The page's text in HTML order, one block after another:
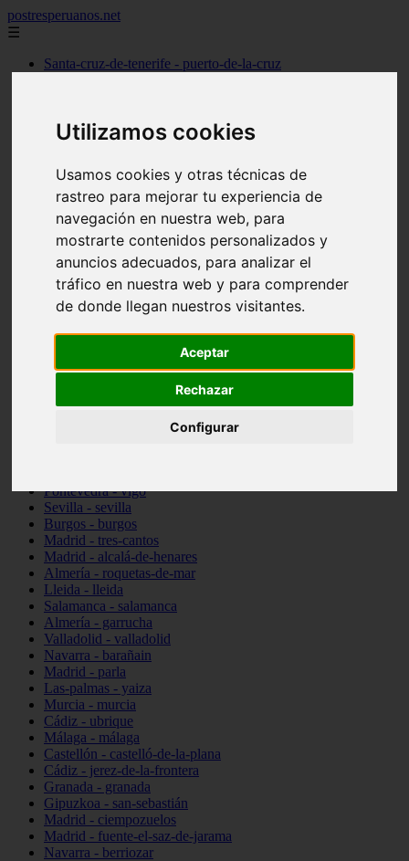
Utilizamos cookies
Usamos cookies y otras técnicas de
rastreo para mejorar tu experiencia de
navegación en nuestra web, para
mostrarte contenidos personalizados y
anuncios adecuados, para analizar el
tráfico en nuestra web y para comprender
de donde llegan nuestros visitantes.
Aceptar
Rechazar
Configurar
postresperuanos.net
☰
Santa-cruz-de-tenerife - puerto-de-la-cruz
Cantabria - santander
Barcelona - l39hospitalet-de-llobregat
Madrid - madrid
Alicante - dénia
Madrid - pozuelo-de-alarcón
Valencia - valencia
Barcelona - granollers
Girona - girona
Illes-balears - palma-de-mallorca
Las-palmas - arrecife
Madrid - majadahonda
Madrid - móstoles
Toledo - talavera-de-la-reina
Illes-balears - santa-margalida
Pontevedra - vigo
Sevilla - sevilla
Burgos - burgos
Madrid - tres-cantos
Madrid - alcalá-de-henares
Almería - roquetas-de-mar
Lleida - lleida
Salamanca - salamanca
Almería - garrucha
Valladolid - valladolid
Navarra - barañain
Madrid - parla
Las-palmas - yaiza
Murcia - murcia
Cádiz - ubrique
Málaga - málaga
Castellón - castelló-de-la-plana
Cádiz - jerez-de-la-frontera
Granada - granada
Gipuzkoa - san-sebastián
Madrid - ciempozuelos
Madrid - fuente-el-saz-de-jarama
Navarra - berriozar